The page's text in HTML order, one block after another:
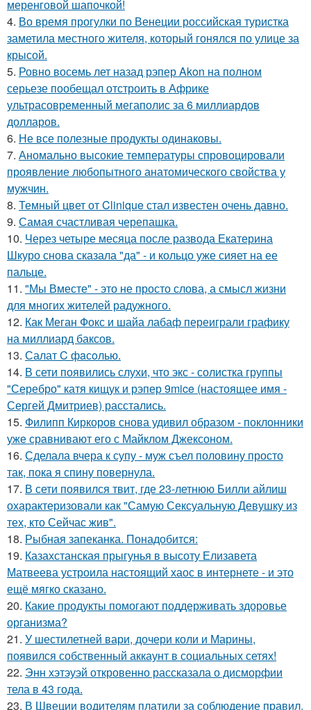
меренговой шапочкой!
4. Во время прогулки по Венеции российская туристка
заметила местного жителя, который гонялся по улице за
крысой.
5. Ровно восемь лет назад рэпер Akon на полном
серьезе пообещал отстроить в Африке
ультрасовременный мегаполис за 6 миллиардов
долларов.
6. Не все полезные продукты одинаковы.
7. Аномально высокие температуры спровоцировали
проявление любопытного анатомического свойства у
мужчин.
8. Темный цвет от Clinique стал известен очень давно.
9. Самая счастливая черепашка.
10. Через четыре месяца после развода Екатерина
Шкуро снова сказала "да" - и кольцо уже сияет на ее
пальце.
11. "Мы Вместе" - это не просто слова, а смысл жизни
для многих жителей радужного.
12. Как Меган Фокс и шайа лабаф переиграли графику
на миллиард баксов.
13. Салат C фaсoлью.
14. В сети появились слухи, что экс - солистка группы
"Серебро" катя кищук и рэпер 9mice (настоящее имя -
Сергей Дмитриев) расстались.
15. Филипп Киркоров снова удивил образом - поклонники
уже сравнивают его с Майклом Джексоном.
16. Сделала вчера к супу - муж съел половину просто
так, пока я спину повернула.
17. В сети появился твит, где 23-летнюю Билли айлиш
охарактеризовали как "Самую Сексуальную Девушку из
тех, кто Сейчас жив".
18. Рыбная запеканка. Понадобится:
19. Казахстанская прыгунья в высоту Елизавета
Матвеева устроила настоящий хаос в интернете - и это
ещё мягко сказано.
20. Какие продукты помогают поддерживать здоровье
организма?
21. У шестилетней вари, дочери коли и Марины,
появился собственный аккаунт в социальных сетях!
22. Энн хэтэуэй откровенно рассказала о дисморфии
тела в 43 года.
23. В Швеции водителям платили за соблюдение правил.